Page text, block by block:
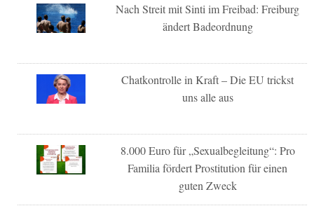
Nach Streit mit Sinti im Freibad: Freiburg
ändert Badeordnung
Chatkontrolle in Kraft – Die EU trickst
uns alle aus
8.000 Euro für „Sexualbegleitung“: Pro
Familia fördert Prostitution für einen
guten Zweck